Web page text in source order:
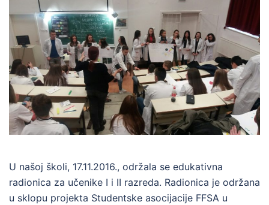
U našoj školi, 17.11.2016., održala se edukativna
radionica za učenike I i II razreda. Radionica je održana
u sklopu projekta Studentske asocijacije FFSA u